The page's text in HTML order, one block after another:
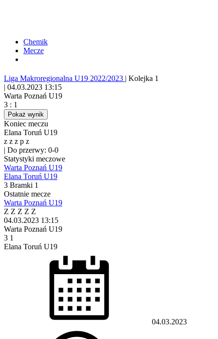
Chemik
Mecze
Liga Makroregionalna U19 2022/2023 | Kolejka 1
| 04.03.2023 13:15
Warta Poznań U19
3 : 1
Pokaż wynik
Koniec meczu
Elana Toruń U19
z z z p z
| Do przerwy: 0-0
Statystyki meczowe
Warta Poznań U19
Elana Toruń U19
3 Bramki 1
Ostatnie mecze
Warta Poznań U19
Z Z Z Z Z
04.03.2023 13:15
Warta Poznań U19
3 1
Elana Toruń U19
04.03.2023